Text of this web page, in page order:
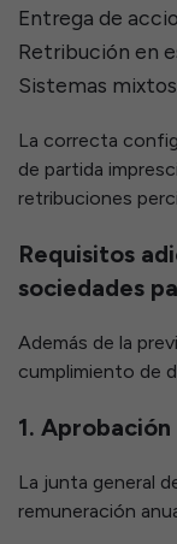
Entrega de
Retribución en
Sistemas
La correcta
de partida
retribuciones
Requisitos
sociedades
Además de la
cumplimiento de
1.
La junta general
remuneración